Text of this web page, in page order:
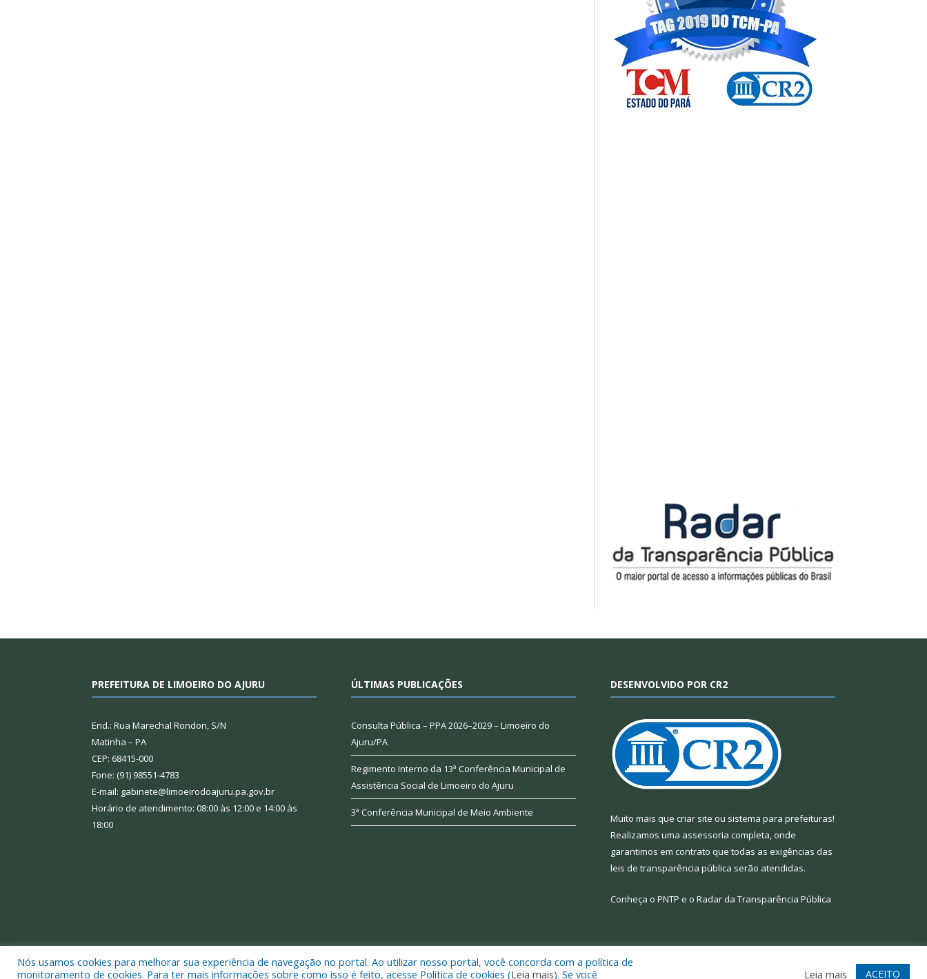
PREFEITURA DE LIMOEIRO DO AJURU
End.: Rua Marechal Rondon, S/N
Matinha – PA
CEP: 68415-000
Fone: (91) 98551-4783
E-mail: gabinete@limoeirodoajuru.pa.gov.br
Horário de atendimento: 08:00 às 12:00 e 14:00 às
18:00
ÚLTIMAS PUBLICAÇÕES
Consulta Pública – PPA 2026–2029 – Limoeiro do
Ajuru/PA
Regimento Interno da 13ª Conferência Municipal de
Assistência Social de Limoeiro do Ajuru
3ª Conferência Municipal de Meio Ambiente
DESENVOLVIDO POR CR2
Muito mais que criar site ou sistema para prefeituras!
Realizamos uma assessoria completa, onde
garantimos em contrato que todas as exigências das
leis de transparência pública serão atendidas.
Conheça o PNTP e o Radar da Transparência Pública
Todos os direitos reservados a Prefeitura Municipal de Limoeiro do Ajuru. Mapa do Site Acessar Webmail
Nós usamos cookies para melhorar sua experiência de navegação no portal. Ao utilizar nosso portal, você concorda com a política de
monitoramento de cookies. Para ter mais informações sobre como isso é feito, acesse Política de cookies (Leia mais). Se você Leia mais ACEITO